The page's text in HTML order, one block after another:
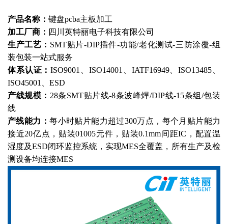
产品名称： 键盘pcba主板加工
加工厂商： 四川英特丽电子科技有限公司
生产工艺： SMT贴片-DIP插件-功能/老化测试-三防涂覆-组
装包装一站式服务
体系认证：ISO9001、ISO14001、IATF16949、ISO13485、
ISO45001、ESD
产线规模： 28条SMT贴片线-8条波峰焊/DIP线-15条组/包装
线
产线能力：每小时贴片能力超过300万点，每个月贴片能力
接近20亿点，贴装01005元件，贴装0.1mm间距IC，配置温
湿度及ESD闭环监控系统，实现MES全覆盖，所有生产及检
测设备均连接MES